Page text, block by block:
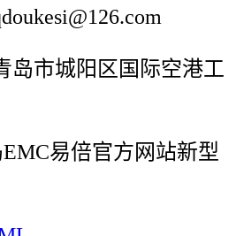
市城阳区国际空港工
易倍官方网站新型